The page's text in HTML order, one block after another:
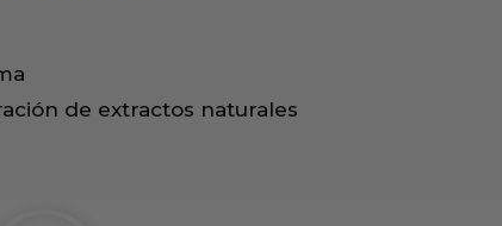
de extractos naturales